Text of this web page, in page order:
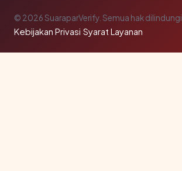
© 2026 SuaraparVerify. Semua hak dilindungi.
Kebijakan Privasi·Syarat Layanan